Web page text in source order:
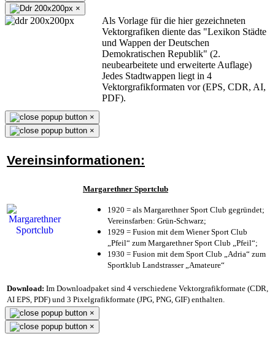
×
Als Vorlage für die hier gezeichneten
Vektorgrafiken diente das "Lexikon Städte
und Wappen der Deutschen
Demokratischen Republik" (2.
neubearbeitete und erweiterte Auflage)
Jedes Stadtwappen liegt in 4
Vektorgrafikformaten vor (EPS, CDR, AI,
PDF).
×
×
Vereinsinformationen:
Margarethner Sportclub
1920 = als Margarethner Sport Club gegründet;
Vereinsfarben: Grün-Schwarz;
1929 = Fusion mit dem Wiener Sport Club
„Pfeil“ zum Margarethner Sport Club „Pfeil“;
1930 = Fusion mit dem Sport Club „Adria“ zum
Sportklub Landstrasser „Amateure“
Download: Im Downloadpaket sind 4 verschiedene Vektorgrafikformate (CDR,
AI EPS, PDF) und 3 Pixelgrafikformate (JPG, PNG, GIF) enthalten.
×
×